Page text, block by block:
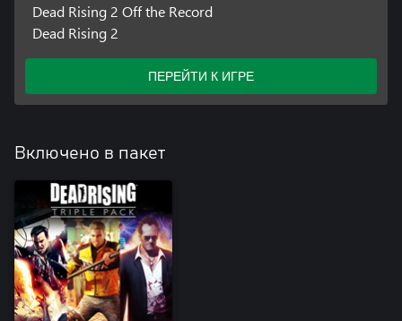
Dead Rising 2 Off the Record
Dead Rising 2
ПЕРЕЙТИ К ИГРЕ
Включено в пакет